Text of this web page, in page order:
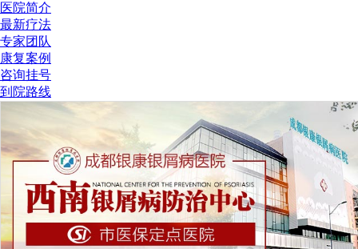
医院简介
最新疗法
专家团队
康复案例
咨询挂号
到院路线